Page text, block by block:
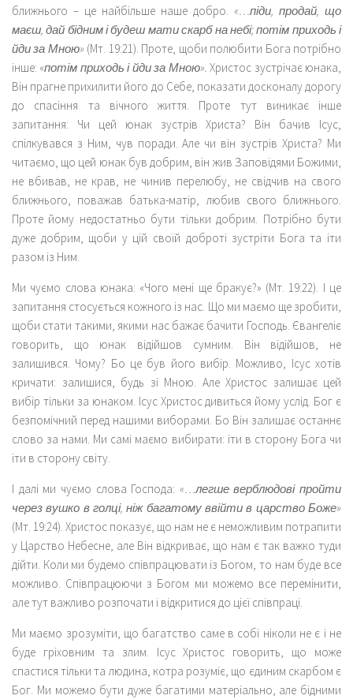
ближнього – це найбільше наше добро. «…піди, продай, що
маєш, дай бідним і будеш мати скарб на небі; потім приходь і
йди за Мною» (Мт. 19:21). Проте, щоби полюбити Бога потрібно
інше: «потім приходь і йди за Мною».Христос зустрічає юнака,
Він прагне прихилити його до Себе, показати досконалу дорогу
до спасіння та вічного життя. Проте тут виникає інше
запитання: Чи цей юнак зустрів Христа? Він бачив Ісус,
спілкувався з Ним, чув поради. Але чи він зустрів Христа? Ми
читаємо, що цей юнак був добрим, він жив Заповідями Божими,
не вбивав, не крав, не чинив перелюбу, не свідчив на свого
ближнього, поважав батька-матір, любив свого ближнього.
Проте йому недостатньо бути тільки добрим. Потрібно бути
дуже добрим, щоби у цій своїй доброті зустріти Бога та іти
разом із Ним.
Ми чуємо слова юнака: «Чого мені ще бракує?» (Мт. 19:22). І це
запитання стосується кожного із нас. Що ми маємо ще зробити,
щоби стати такими, якими нас бажає бачити Господь. Євангеліє
говорить, що юнак відійшов сумним. Він відійшов, не
залишився. Чому? Бо це був його вибір. Можливо, Ісус хотів
кричати: залишися, будь зі Мною. Але Христос залишає цей
вибір тільки за юнаком. Ісус Христос дивиться йому услід. Бог є
безпомічний перед нашими виборами. Бо Він залишає останнє
слово за нами. Ми самі маємо вибирати: іти в сторону Бога чи
іти в сторону світу.
І далі ми чуємо слова Господа: «…легше верблюдові пройти
через вушко в голці, ніж багатому ввійти в царство Боже»
(Мт. 19:24). Христос показує, що нам не є неможливим потрапити
у Царство Небесне, але Він відкриває, що нам є так важко туди
дійти. Коли ми будемо співпрацювати із Богом, то нам буде все
можливо. Співпрацюючи з Богом ми можемо все перемінити,
але тут важливо розпочати і відкритися до цієї співпраці.
Ми маємо зрозуміти, що багатство саме в собі ніколи не є і не
буде гріховним та злим. Ісус Христос говорить, що може
спастися тільки та людина, котра розуміє, що єдиним скарбом є
Бог. Ми можемо бути дуже багатими матеріально, але бідними